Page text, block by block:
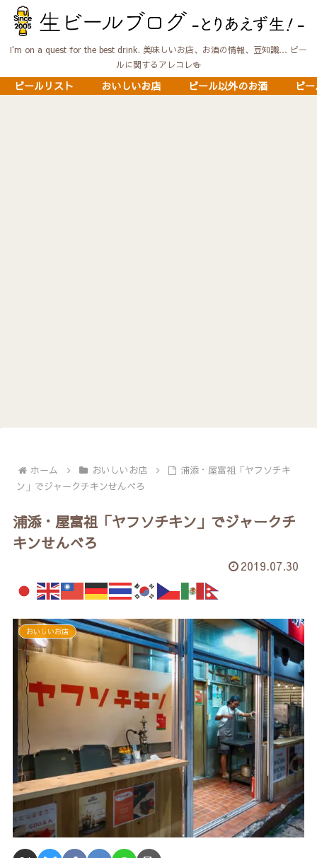
I'm on a quest for the best drink. 美味しいお店、お酒の情報、豆知識… ビー
ルに関するアレコレ🍻
ビールリスト おいしいお店 ビール以外のお酒 ビ
ホーム おいしいお店
浦添・屋富祖「ヤフソチキ
ン」でジャークチキンせんべろ
浦添・屋富祖「ヤフソチキン」でジャークチ
キンせんべろ
2019.07.30
おいしいお店